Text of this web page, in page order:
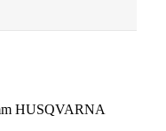
HUSQVARNA